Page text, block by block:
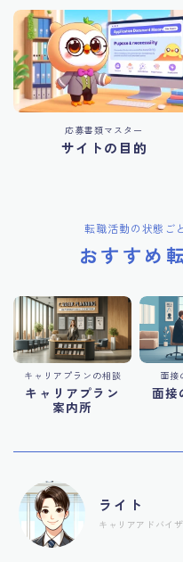
応募書類マスター
サイトの目的
転職活動の状態ご
おすすめ
キャリアプランの相談
キャリアプラン
案内所
面接
面接
ライト
キャリアアドバイ